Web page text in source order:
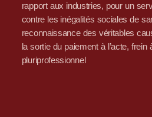
rapport aux industries, pour un
contre les inégalités sociales de
reconnaissance des véritables
la sortie du paiement à l’acte,
pluriprofessionnel